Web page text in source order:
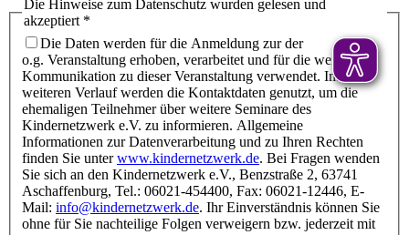
Die Hinweise zum Datenschutz wurden gelesen und
akzeptiert *
Die Daten werden für die Anmeldung zur der
o.g. Veranstaltung erhoben, verarbeitet und für die weitere
Kommunikation zu dieser Veranstaltung verwendet. Im
weiteren Verlauf werden die Kontaktdaten genutzt, um die
ehemaligen Teilnehmer über weitere Seminare des
Kindernetzwerk e.V. zu informieren. Allgemeine
Informationen zur Datenverarbeitung und zu Ihren Rechten
finden Sie unterwww.kindernetzwerk.de. Bei Fragen wenden
Sie sich an den Kindernetzwerk e.V., Benzstraße 2, 63741
Aschaffenburg, Tel.: 06021-454400, Fax: 06021-12446, E-
Mail: info@kindernetzwerk.de. Ihr Einverständnis können Sie
ohne für Sie nachteilige Folgen verweigern bzw. jederzeit mit